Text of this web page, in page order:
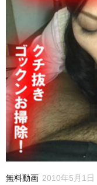
無料動画 2010年5月1日